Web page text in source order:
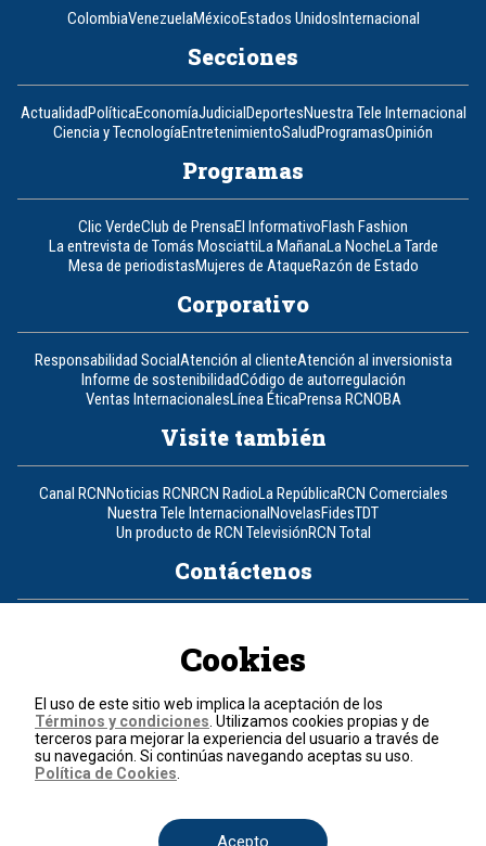
ColombiaVenezuelaMéxicoEstados UnidosInternacional
Secciones
ActualidadPolíticaEconomíaJudicialDeportesNuestra Tele Internacional
Ciencia y TecnologíaEntretenimientoSaludProgramasOpinión
Programas
Clic VerdeClub de PrensaEl InformativoFlash Fashion
La entrevista de Tomás MosciattiLa MañanaLa NocheLa Tarde
Mesa de periodistasMujeres de AtaqueRazón de Estado
Corporativo
Responsabilidad SocialAtención al clienteAtención al inversionista
Informe de sostenibilidadCódigo de autorregulación
Ventas InternacionalesLínea ÉticaPrensa RCNOBA
Visite también
Canal RCNNoticias RCNRCN RadioLa RepúblicaRCN Comerciales
Nuestra Tele InternacionalNovelasFidesTDT
Un producto de RCN TelevisiónRCN Total
Contáctenos
Política de cookies
Términos y condiciones
© 2026, RCN Medios.
Todos los derechos reservados.
Cookies
El uso de este sitio web implica la aceptación de los
Términos y condiciones . Utilizamos cookies propias y de
terceros para mejorar la experiencia del usuario a través de
su navegación. Si continúas navegando aceptas su uso.
Política de Cookies
Acepto